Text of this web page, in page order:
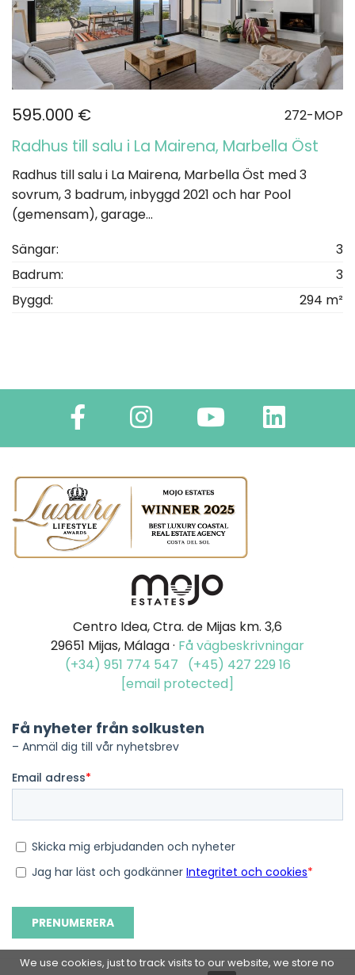
595.000 € 272-MOP
Radhus till salu i La Mairena, Marbella Öst
Radhus till salu i La Mairena, Marbella Öst med 3
sovrum, 3 badrum, inbyggd 2021 och har Pool
(gemensam), garage...
Sängar:
3
Badrum:
3
Byggd:
294 m²
Centro Idea, Ctra. de Mijas km. 3,6
29651 Mijas, Málaga · Få vägbeskrivningar
(+34) 951 774 547
(+45) 427 229 16
[email protected]
We use cookies, just to track visits to our website, we store no